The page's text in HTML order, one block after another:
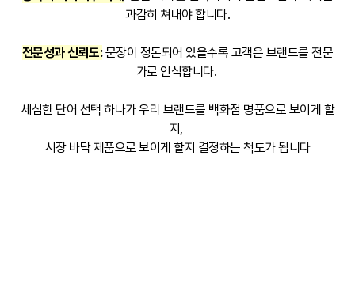
과감히 쳐내야 합니다.
전문성과 신뢰도:문장이 정돈되어 있을수록 고객은 브랜드를 전문
가로 인식합니다.
세심한 단어 선택 하나가 우리 브랜드를 백화점 명품으로 보이게 할
지,
시장 바닥 제품으로 보이게 할지 결정하는 척도가 됩니다